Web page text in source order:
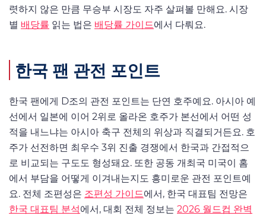
렷하지 않은 만큼 무승부 시장도 자주 살펴볼 만해요. 시장
별 배당률 읽는 법은 배당률 가이드에서 다뤄요.
한국 팬 관전 포인트
한국 팬에게 D조의 관전 포인트는 단연 호주예요. 아시아 예
선에서 일본에 이어 2위로 올라온 호주가 본선에서 어떤 성
적을 내느냐는 아시아 축구 전체의 위상과 직결되거든요. 호
주가 선전하면 최우수 3위 진출 경쟁에서 한국과 간접적으
로 비교되는 구도도 형성돼요. 또한 공동 개최국 미국이 홈
에서 부담을 어떻게 이겨내는지도 흥미로운 관전 포인트예
요. 전체 조편성은 조편성 가이드에서, 한국 대표팀 전망은
한국 대표팀 분석에서, 대회 전체 정보는 2026 월드컵 완벽